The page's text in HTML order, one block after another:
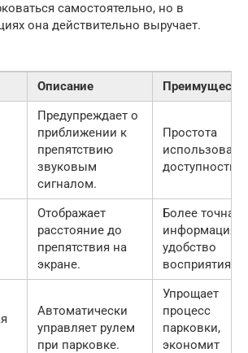
самостоятельно, но в
она действительно выручает.
Описание
Предупреждает о
приближении к
препятствию
звуковым
сигналом.
Простота
доступность.
Отображает
расстояние до
препятствия на
экране.
Более точная
информация,
удобство
восприятия.
Автоматически
управляет рулем
при парковке.
Упрощает
процесс
парковки,
экономит